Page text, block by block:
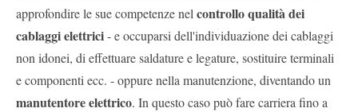
approfondire le sue competenze nel controllo qualità dei
cablaggi elettrici- e occuparsi dell'individuazione dei cablaggi
non idonei, di effettuare saldature e legature, sostituire terminali
e componenti ecc. - oppure nella manutenzione, diventando un
manutentore elettrico. In questo caso può fare carriera fino a